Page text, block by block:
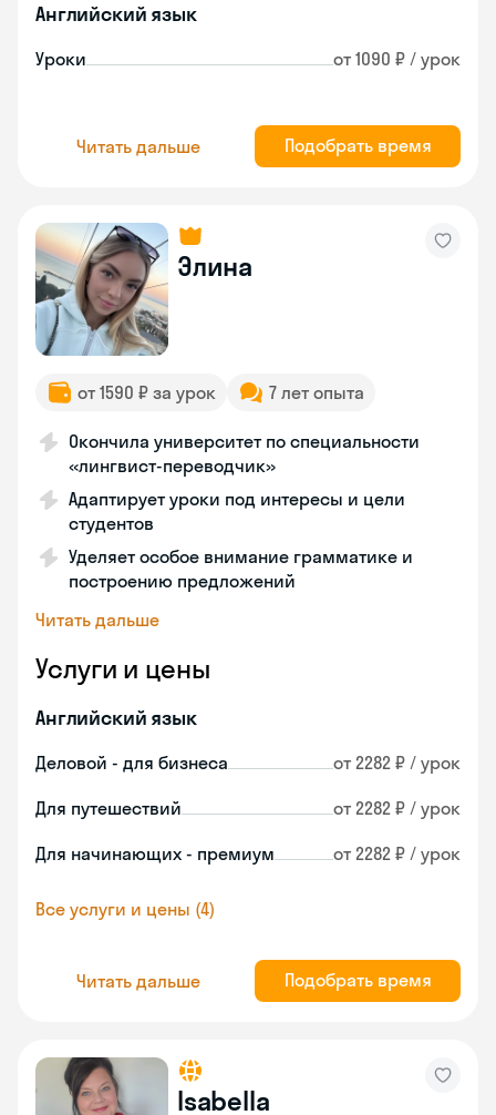
Английский язык
Уроки от 1090 ₽ / урок
Читать дальше Подобрать время
Элина
от 1590 ₽ за урок 7 лет опыта
Окончила университет по специальности
«лингвист-переводчик»
Адаптирует уроки под интересы и цели
студентов
Уделяет особое внимание грамматике и
построению предложений
Читать дальше
Услуги и цены
Английский язык
Деловой - для бизнеса от 2282 ₽ / урок
Для путешествий от 2282 ₽ / урок
Для начинающих - премиум от 2282 ₽ / урок
Все услуги и цены (4)
Читать дальше Подобрать время
Isabella